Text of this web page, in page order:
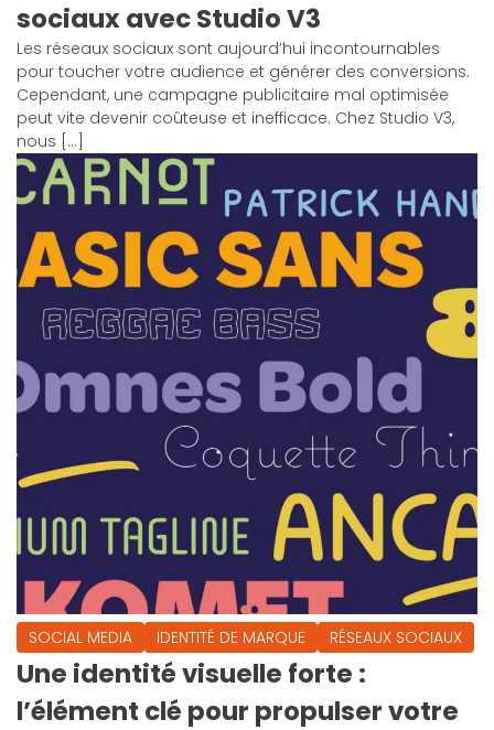
sociaux avec Studio V3
Les réseaux sociaux sont aujourd’hui incontournables
pour toucher votre audience et générer des conversions.
Cependant, une campagne publicitaire mal optimisée
peut vite devenir coûteuse et inefficace. Chez Studio V3,
nous […]
SOCIAL MEDIA IDENTITÉ DE MARQUE RÉSEAUX SOCIAUX
Une identité visuelle forte :
l’élément clé pour propulser votre